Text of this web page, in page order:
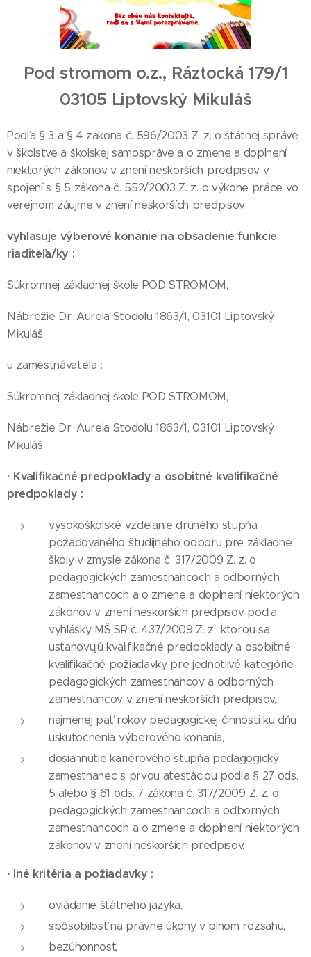
Pod stromom o.z., Ráztocká 179/1
03105 Liptovský Mikuláš
Podľa § 3 a § 4 zákona č. 596/2003 Z. z. o štátnej správe
v školstve a školskej samospráve a o zmene a doplnení
niektorých zákonov v znení neskorších predpisov v
spojení s § 5 zákona č. 552/2003 Z. z. o výkone práce vo
verejnom záujme v znení neskorších predpisov
vyhlasuje výberové konanie na obsadenie funkcie
riaditeľa/ky :
Súkromnej základnej škole POD STROMOM,
Nábrežie Dr. Aurela Stodolu 1863/1, 03101 Liptovský
Mikuláš
u zamestnávateľa :
Súkromnej základnej škole POD STROMOM,
Nábrežie Dr. Aurela Stodolu 1863/1, 03101 Liptovský
Mikuláš
· Kvalifikačné predpoklady a osobitné kvalifikačné
predpoklady :
vysokoškolské vzdelanie druhého stupňa
požadovaného študijného odboru pre základné
školy v zmysle zákona č. 317/2009 Z. z. o
pedagogických zamestnancoch a odborných
zamestnancoch a o zmene a doplnení niektorých
zákonov v znení neskorších predpisov podľa
vyhlášky MŠ SR č. 437/2009 Z. z., ktorou sa
ustanovujú kvalifikačné predpoklady a osobitné
kvalifikačné požiadavky pre jednotlivé kategórie
pedagogických zamestnancov a odborných
zamestnancov v znení neskorších predpisov,
najmenej päť rokov pedagogickej činnosti ku dňu
uskutočnenia výberového konania,
dosiahnutie kariérového stupňa pedagogický
zamestnanec s prvou atestáciou podľa § 27 ods.
5 alebo § 61 ods. 7 zákona č. 317/2009 Z. z. o
pedagogických zamestnancoch a odborných
zamestnancoch a o zmene a doplnení niektorých
zákonov v znení neskorších predpisov.
· Iné kritéria a požiadavky :
ovládanie štátneho jazyka,
spôsobilosť na právne úkony v plnom rozsahu,
bezúhonnosť,